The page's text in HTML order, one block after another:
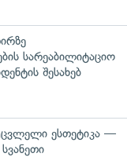
სარეაბილიტაციო
შესახებ
ესთეტიკა —